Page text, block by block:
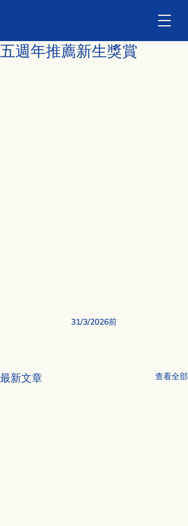
五週年推薦新生獎賞
31/3/2026前
最新文章 查看全部